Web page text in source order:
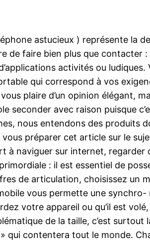
astucieux ) représente la
de faire bien plus que contacter
activités ou ludiques.
qui correspond à vos
plaire d’un opinion élégant,
seconder avec raison puisque
nous entendons des produits
vous préparer cet article sur le
à naviguer sur internet, regarder
: il est essentiel de
de articulation, choisissez un
vous permette une
votre appareil ou qu’il est
de la taille, c’est surtout
qui contentera tout le monde.